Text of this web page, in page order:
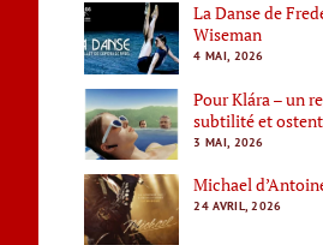
La Danse de
Wiseman
4 MAI, 2026
Pour Klára – un
subtilité et
3 MAI, 2026
Michael
24 AVRIL, 2026